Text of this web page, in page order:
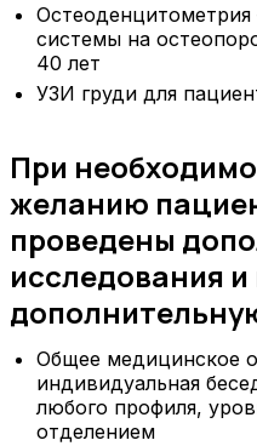
Остеоденцитометрия
системы на
40 лет
УЗИ груди для
При
желанию
проведены
исследования
Общее медицинское
индивидуальная
любого профиля,
отделением